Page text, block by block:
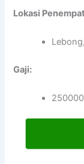
Lokasi
Gaji: